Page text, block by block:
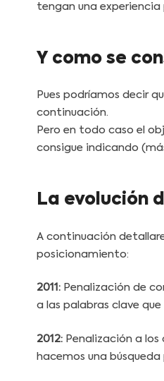
tengan una
Y como se
Pues podríamos decir
continuación.
Pero en todo caso el
consigue indicando
La evolución
A continuación
posicionamiento:
2011: Penalización de
a las palabras clave
2012: Penalización a
hacemos una